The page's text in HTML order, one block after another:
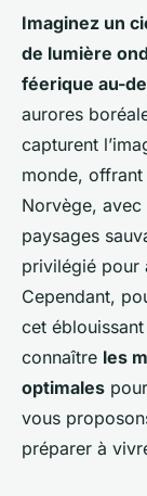
Imaginez un
de lumière
féerique au-
aurores
capturent
monde,
Norvège, avec
paysages
privilégié pour
Cependant,
cet
connaître les
optimales
vous
préparer à